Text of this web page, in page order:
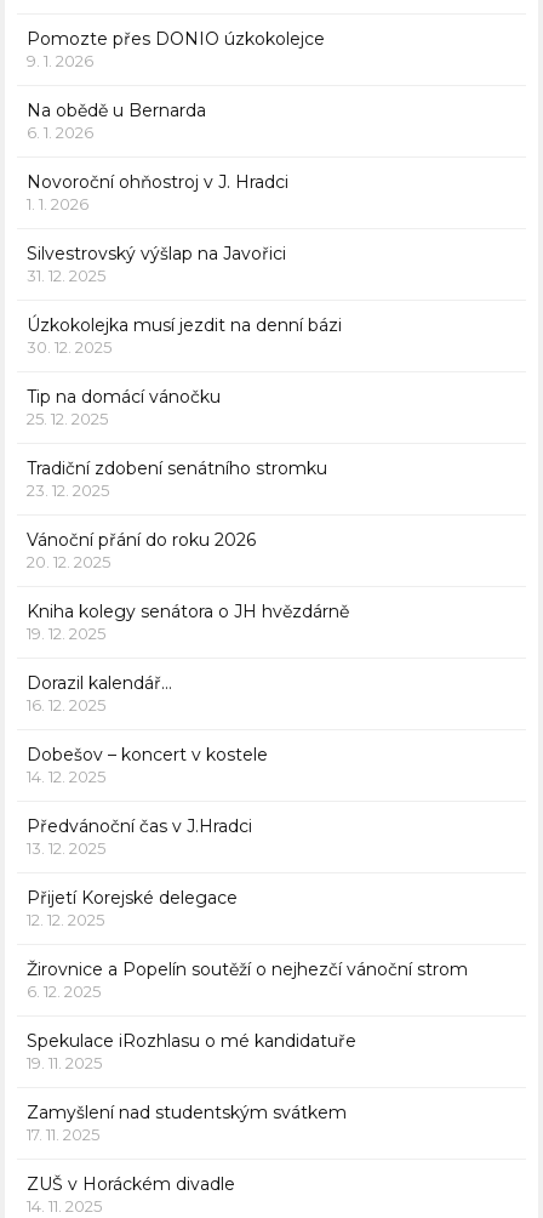
Pomozte přes DONIO úzkokolejce
9. 1. 2026
Na obědě u Bernarda
6. 1. 2026
Novoroční ohňostroj v J. Hradci
1. 1. 2026
Silvestrovský výšlap na Javořici
31. 12. 2025
Úzkokolejka musí jezdit na denní bázi
30. 12. 2025
Tip na domácí vánočku
25. 12. 2025
Tradiční zdobení senátního stromku
23. 12. 2025
Vánoční přání do roku 2026
20. 12. 2025
Kniha kolegy senátora o JH hvězdárně
19. 12. 2025
Dorazil kalendář…
16. 12. 2025
Dobešov – koncert v kostele
14. 12. 2025
Předvánoční čas v J.Hradci
13. 12. 2025
Přijetí Korejské delegace
12. 12. 2025
Žirovnice a Popelín soutěží o nejhezčí vánoční strom
6. 12. 2025
Spekulace iRozhlasu o mé kandidatuře
19. 11. 2025
Zamyšlení nad studentským svátkem
17. 11. 2025
ZUŠ v Horáckém divadle
14. 11. 2025